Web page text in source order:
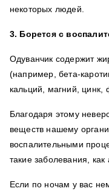
некоторых людей.
3. Борется с
Одуванчик содержит
(например, бета-
кальций, магний,
Благодаря этому
веществ нашему
воспалительными
такие заболевания, как
Если по ночам у вас